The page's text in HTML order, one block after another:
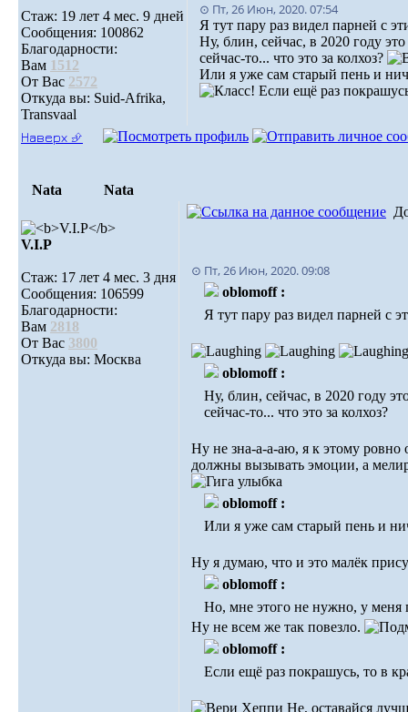
Стаж: 19 лет 4 мес. 9 дней
Сообщения: 100862
Благодарности:
Вам 1512
От Вас 2572
Откуда вы: Suid-Afrika,
Transvaal
⊙ Пт, 26 Июн, 2020. 07:54
Я тут пару раз видел парней с
Ну, блин, сейчас, в 2020 году
сейчас-то... что это за колхоз?
Или я уже сам старый пень и
Если ещё раз
Наверх ⮵
Nata Nata
V.I.Р
Стаж: 17 лет 4 мес. 3 дня
Сообщения: 106599
Благодарности:
Вам 2818
От Вас 3800
Откуда вы: Москва
⊙ Пт, 26 Июн, 2020. 09:08
oblomoff :
Я тут пару раз видел парней с
oblomoff :
Ну, блин, сейчас, в 2020 году
сейчас-то... что это за колхоз?
Ну не зна-а-а-аю, я к этому ровно
должны вызывать эмоции, а
oblomoff :
Или я уже сам старый пень и
Ну я думаю, что и это малёк
oblomoff :
Но, мне этого не нужно, у меня
Ну не всем же так повезло.
oblomoff :
Если ещё раз покрашусь, то в
Не, оставайся